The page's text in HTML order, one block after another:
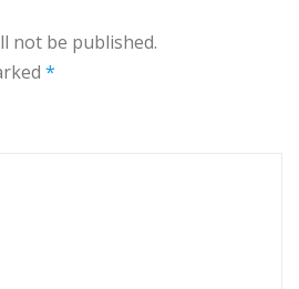
not be published.
*